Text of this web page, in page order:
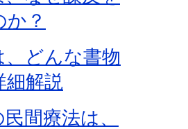
？
、どんな書物
細解説
間療法は、